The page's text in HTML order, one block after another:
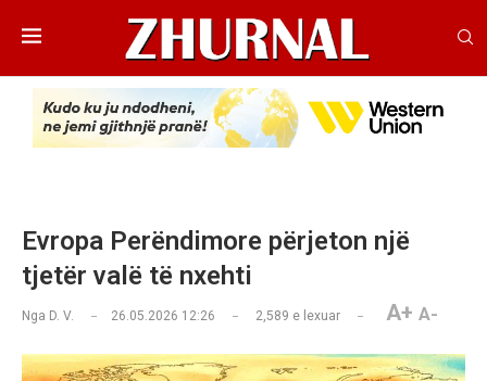
Evropa Perëndimore përjeton një
tjetër valë të nxehti
Nga D. V. 26.05.2026 12:26 2,589 e lexuar A+ A-